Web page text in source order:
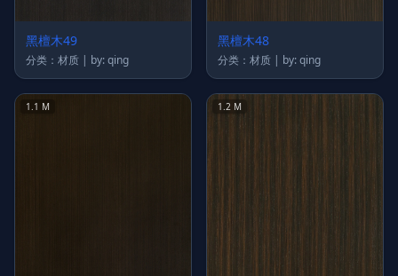
黑檀木49
分类：材质 | by: qing
黑檀木48
分类：材质 | by: qing
1.1 M 1.2 M